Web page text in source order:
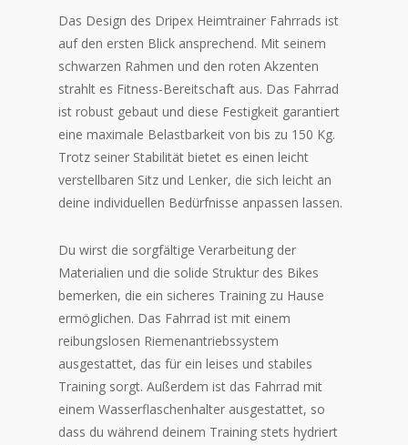
Das Design des Dripex Heimtrainer Fahrrads ist
auf den ersten Blick ansprechend. Mit seinem
schwarzen Rahmen und den roten Akzenten
strahlt es Fitness-Bereitschaft aus. Das Fahrrad
ist robust gebaut und diese Festigkeit garantiert
eine maximale Belastbarkeit von bis zu 150 Kg.
Trotz seiner Stabilität bietet es einen leicht
verstellbaren Sitz und Lenker, die sich leicht an
deine individuellen Bedürfnisse anpassen lassen.
Du wirst die sorgfältige Verarbeitung der
Materialien und die solide Struktur des Bikes
bemerken, die ein sicheres Training zu Hause
ermöglichen. Das Fahrrad ist mit einem
reibungslosen Riemenantriebssystem
ausgestattet, das für ein leises und stabiles
Training sorgt. Außerdem ist das Fahrrad mit
einem Wasserflaschenhalter ausgestattet, so
dass du während deinem Training stets hydriert